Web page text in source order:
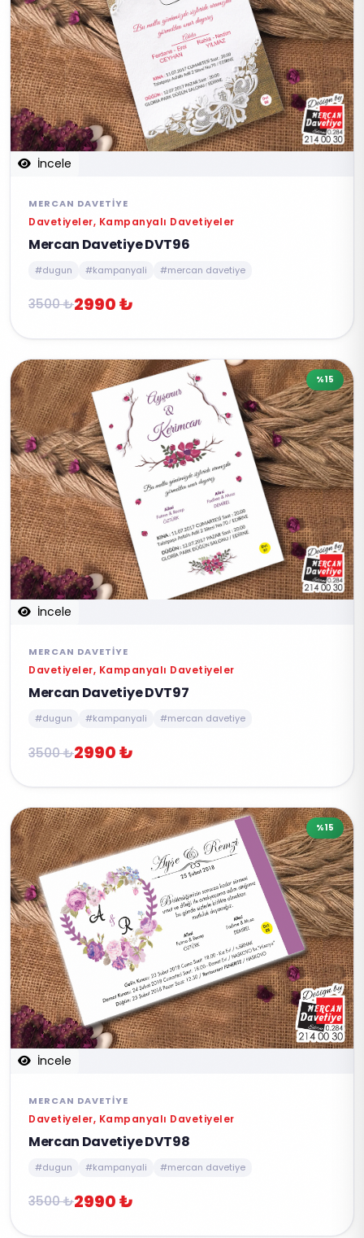
İncele
MERCAN DAVETIYE
Davetiyeler, Kampanyalı Davetiyeler
Mercan Davetiye DVT96
#dugun #kampanyali #mercan davetiye
3500 ₺2990 ₺
İncele
%15
MERCAN DAVETIYE
Davetiyeler, Kampanyalı Davetiyeler
Mercan Davetiye DVT97
#dugun #kampanyali #mercan davetiye
3500 ₺2990 ₺
İncele
%15
MERCAN DAVETIYE
Davetiyeler, Kampanyalı Davetiyeler
Mercan Davetiye DVT98
#dugun #kampanyali #mercan davetiye
3500 ₺2990 ₺